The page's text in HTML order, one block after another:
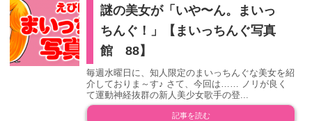
謎の美女が「いや〜ん。まいっ
ちんぐ！」【まいっちんぐ写真
館 88】
毎週水曜日に、知人限定のまいっちんぐな美女を紹
介しておりま～す♪ さて、今回は…… ノリが良く
て運動神経抜群の新人美少女歌手の登...
記事を読む